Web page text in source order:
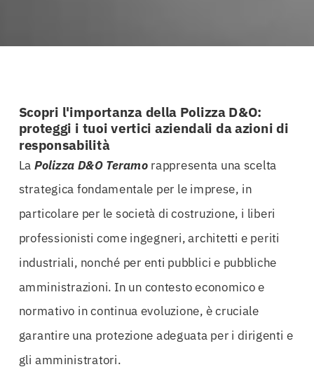
Scopri l'importanza della Polizza D&O:
proteggi i tuoi vertici aziendali da azioni di
responsabilità
LaPolizza D&O Teramo rappresenta una scelta
strategica fondamentale per le imprese, in
particolare per le società di costruzione, i liberi
professionisti come ingegneri, architetti e periti
industriali, nonché per enti pubblici e pubbliche
amministrazioni. In un contesto economico e
normativo in continua evoluzione, è cruciale
garantire una protezione adeguata per i dirigenti e
gli amministratori.